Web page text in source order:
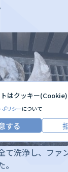
はクッキー(Cookie)
ポリシーについて
する
て洗浄し、ファ